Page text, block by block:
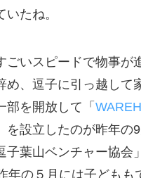
たね。
ごいスピードで物事が
め、逗子に引っ越して
部を開放して「
を設立したのが昨年の
子葉山ベンチャー協会
年の５月には子どもも